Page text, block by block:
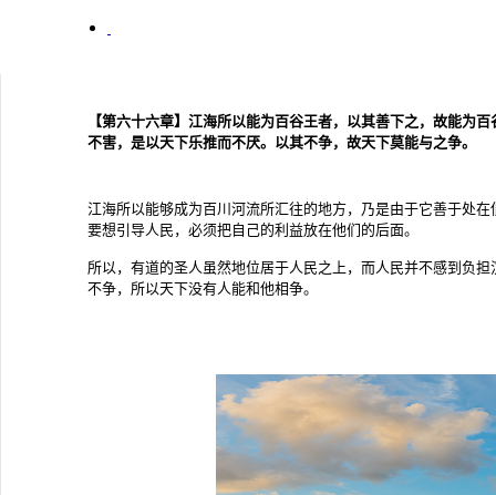
【第六十六章】江海所以能为百谷王者，以其善下之，故能为
不害，是以天下乐推而不厌。以其不争，故天下莫能与之争。
江海所以能够成为百川河流所汇往的地方，乃是由于它善于处
要想引导人民，必须把自己的利益放在他们的后面。
所以，有道的圣人虽然地位居于人民之上，而人民并不感到负
不争，所以天下没有人能和他相争。